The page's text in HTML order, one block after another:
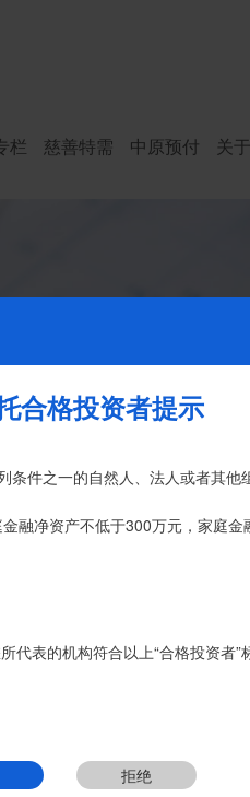
栏 慈善特需 中原预付 关
亿
精益系列 安丰系列
宏图系
特别提示
本人亲自操作完成，不得由他人
根据信托合同约定转入我司信托
。
拒绝
合格投资者提示
条件之一的自然人、法人或者其他
融净资产不低于300万元，家庭
表的机构符合以上“合格投资者
拒绝